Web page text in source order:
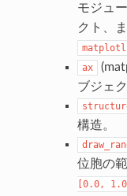
モジュ
クト、
ax
ブジェク
構造。
位胞の
[0.0,